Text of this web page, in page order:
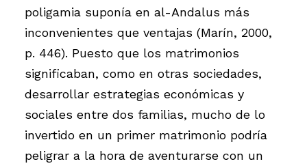
poligamia suponía en al-Andalus más
inconvenientes que ventajas (Marín, 2000,
p. 446). Puesto que los matrimonios
significaban, como en otras sociedades,
desarrollar estrategias económicas y
sociales entre dos familias, mucho de lo
invertido en un primer matrimonio podría
peligrar a la hora de aventurarse con un